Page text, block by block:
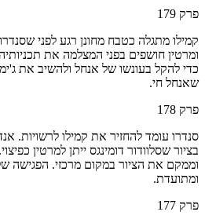
פרק 179
קמילו מתגלה כטבח מחונן רגע לפני
ומרטין חושפים בפני המצלמה את
כדי להקל בעונשו של אנחל ולהשיב את
שאנחל חי.
פרק 178
סנדרו עומד להחזיר את קמילו לרשויות.
בציור שסלוודור דומינגס ייתן למרטין
וממקם את הציור במקום מרכזי. הפגישה
ומתועדת.
פרק 177